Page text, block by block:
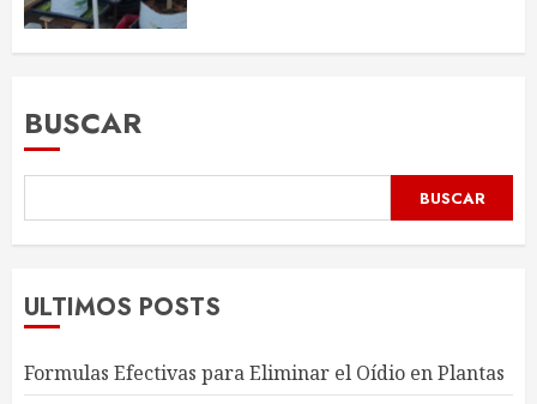
BUSCAR
BUSCAR
ULTIMOS POSTS
Formulas Efectivas para Eliminar el Oídio en Plantas